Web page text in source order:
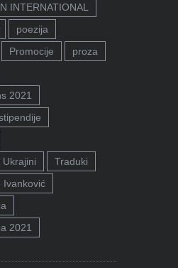
INTERNATIONAL
poezija
Promocije
proza
2021
Ukrajini
Traduki
Ivanković
2021